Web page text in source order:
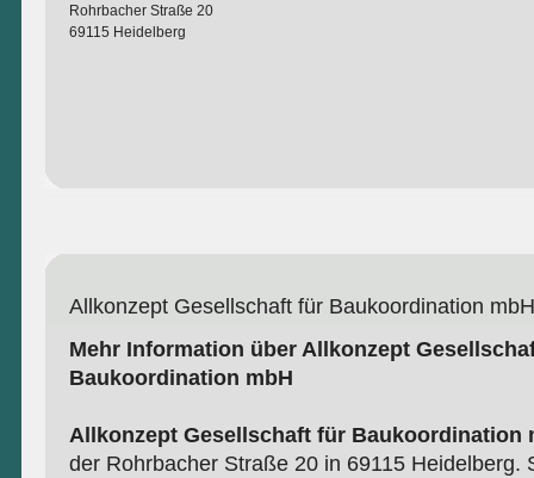
Rohrbacher Straße 20
69115 Heidelberg
Allkonzept Gesellschaft für Baukoordination mbH
Mehr Information über Allkonzept
Baukoordination mbH
Allkonzept Gesellschaft für Baukoordination
der Rohrbacher Straße 20 in 69115 Heidelberg.